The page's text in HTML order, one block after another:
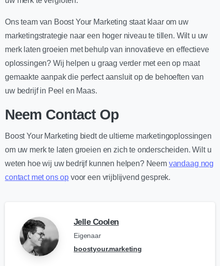
Ons team van Boost Your Marketing staat klaar om uw
marketingstrategie naar een hoger niveau te tillen. Wilt u uw
merk laten groeien met behulp van innovatieve en effectieve
oplossingen? Wij helpen u graag verder met een op maat
gemaakte aanpak die perfect aansluit op de behoeften van
uw bedrijf in Peel en Maas.
Neem Contact Op
Boost Your Marketing biedt de ultieme marketingoplossingen
om uw merk te laten groeien en zich te onderscheiden. Wilt u
weten hoe wij uw bedrijf kunnen helpen? Neem vandaag nog
contact met ons op voor een vrijblijvend gesprek.
Jelle Coolen
Eigenaar
boostyour.marketing